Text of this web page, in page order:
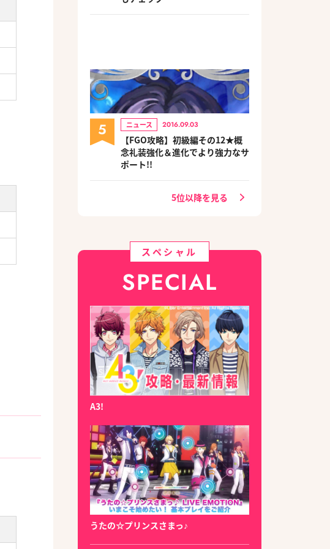
5 ニュース 2016.09.03
【FGO攻略】初級編その12★概
念礼装強化＆進化でより強力なサ
ポート!!
5位以降を見る
スペシャル
SPECIAL
A3!
うたの☆プリンスさまっ♪